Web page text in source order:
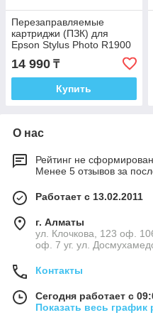
Перезаправляемые
картриджи (ПЗК) для
Epson Stylus Photo R1900
14 990 ₸
Купить
О нас
Рейтинг не сформирован
Менее 5 отзывов за
Работает с 13.02.2011
г. Алматы
ул. Клочкова, 123 оф.
оф. 7 уг. ул.
Контакты
Сегодня работает с
Показать весь график